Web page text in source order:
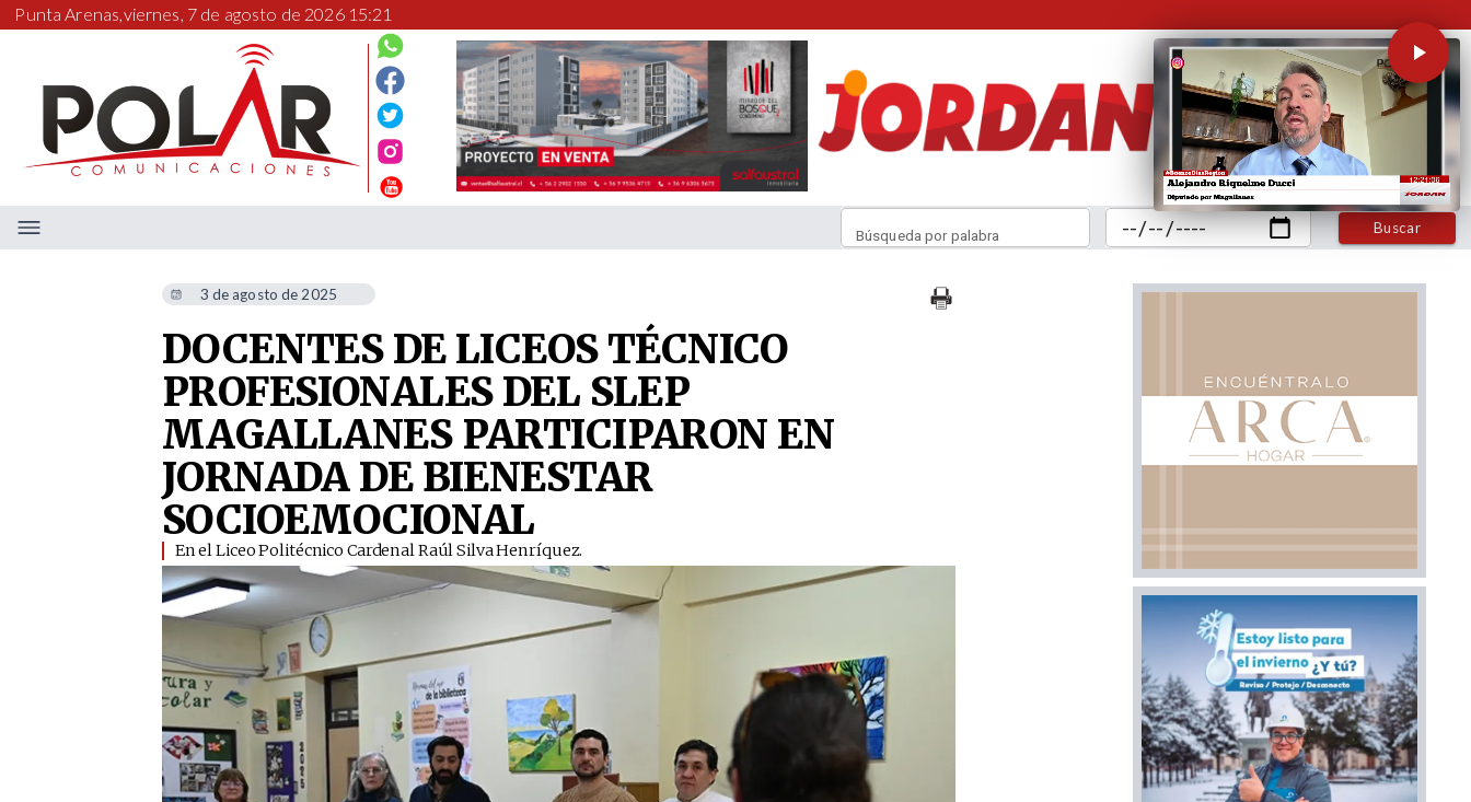
Punta Arenas,viernes, 7 de agosto de 2026 15:21
Buscar
Búsqueda por palabra
3 de agosto de 2025
DOCENTES DE LICEOS TÉCNICO
PROFESIONALES DEL SLEP
MAGALLANES PARTICIPARON EN
JORNADA DE BIENESTAR
SOCIOEMOCIONAL
En el Liceo Politécnico Cardenal Raúl Silva Henríquez. ​